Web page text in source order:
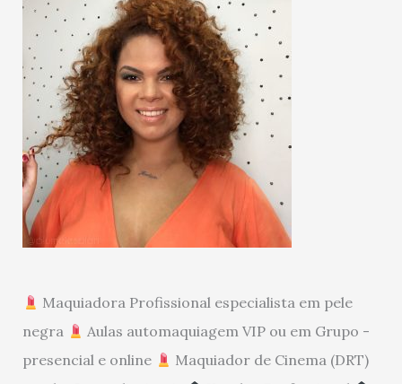
Maquiadora Profissional especialista em pele
negra
Aulas automaquiagem VIP ou em Grupo -
presencial e online
Maquiador de Cinema (DRT)